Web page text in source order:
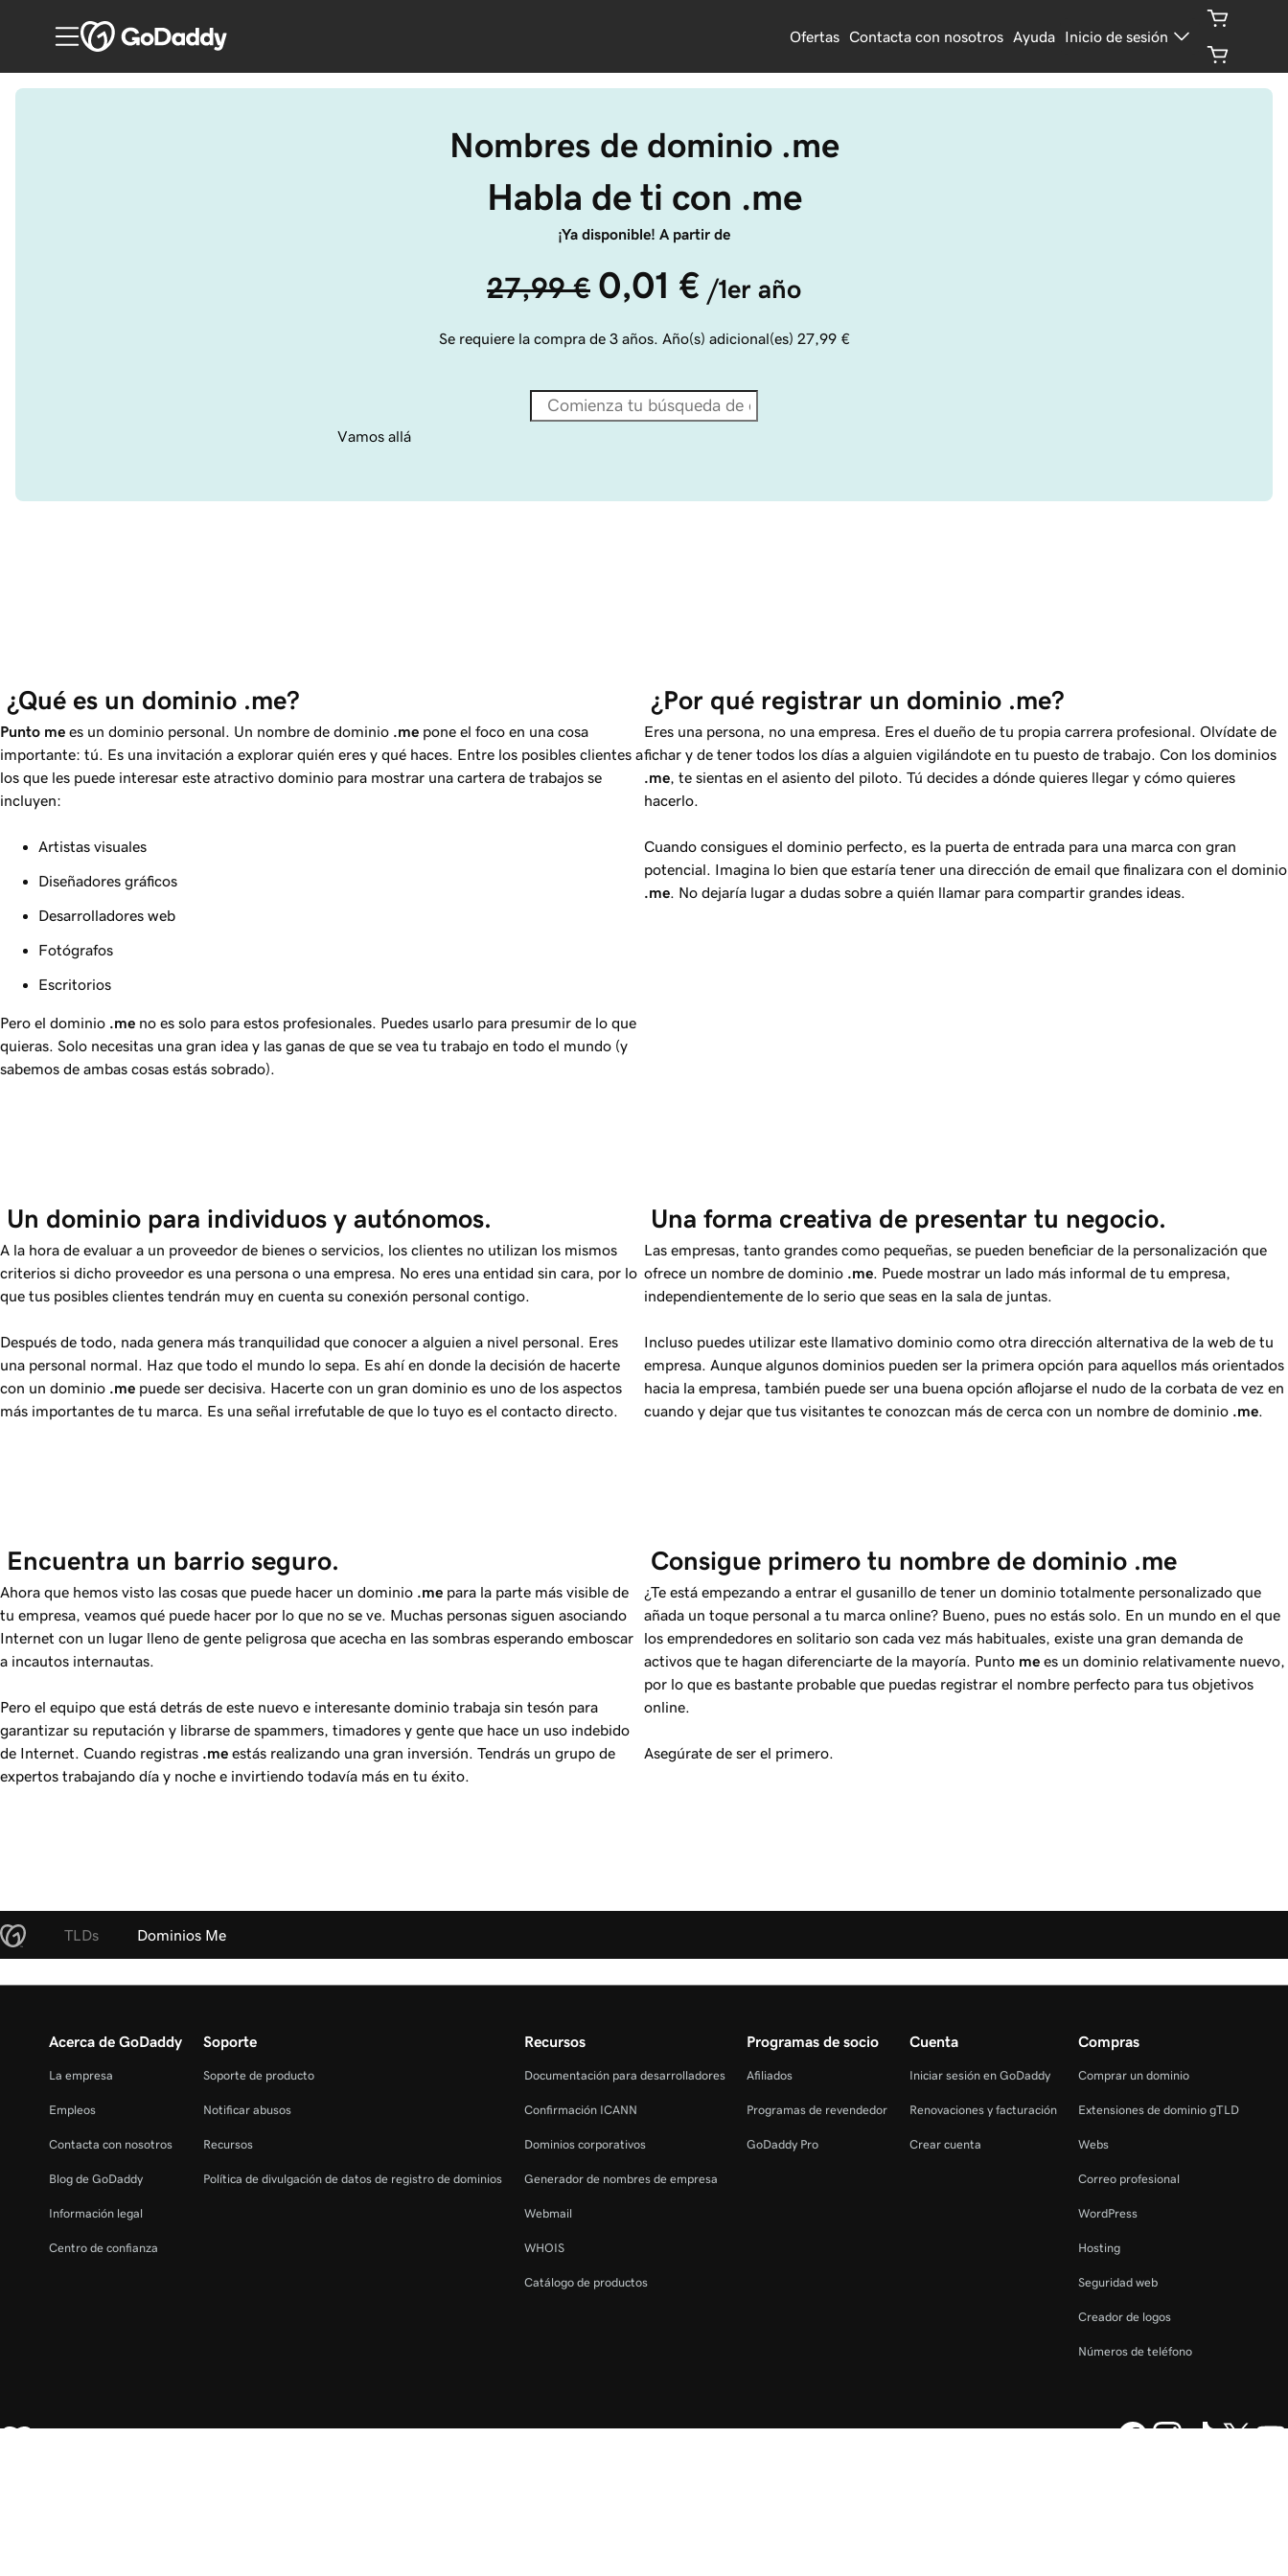
Ofertas Contacta con nosotros Ayuda Inicio de sesión
Nombres de dominio .me
Habla de ti con .me
¡Ya disponible! A partir de
27,99 € 0,01 € /1er año
Se requiere la compra de 3 años. Año(s) adicional(es) 27,99 €
Vamos allá
¿Qué es un dominio .me?
Punto me es un dominio personal. Un nombre de dominio .me pone el foco en una cosa
importante: tú. Es una invitación a explorar quién eres y qué haces. Entre los posibles clientes a
los que les puede interesar este atractivo dominio para mostrar una cartera de trabajos se
incluyen:
Artistas visuales
Diseñadores gráficos
Desarrolladores web
Fotógrafos
Escritorios
Pero el dominio .me no es solo para estos profesionales. Puedes usarlo para presumir de lo que
quieras. Solo necesitas una gran idea y las ganas de que se vea tu trabajo en todo el mundo (y
sabemos de ambas cosas estás sobrado).
¿Por qué registrar un dominio .me?
Eres una persona, no una empresa. Eres el dueño de tu propia carrera profesional. Olvídate de
fichar y de tener todos los días a alguien vigilándote en tu puesto de trabajo. Con los dominios
.me , te sientas en el asiento del piloto. Tú decides a dónde quieres llegar y cómo quieres
hacerlo.
Cuando consigues el dominio perfecto, es la puerta de entrada para una marca con gran
potencial. Imagina lo bien que estaría tener una dirección de email que finalizara con el dominio
.me . No dejaría lugar a dudas sobre a quién llamar para compartir grandes ideas.
Un dominio para individuos y autónomos.
A la hora de evaluar a un proveedor de bienes o servicios, los clientes no utilizan los mismos
criterios si dicho proveedor es una persona o una empresa. No eres una entidad sin cara, por lo
que tus posibles clientes tendrán muy en cuenta su conexión personal contigo.
Después de todo, nada genera más tranquilidad que conocer a alguien a nivel personal. Eres
una personal normal. Haz que todo el mundo lo sepa. Es ahí en donde la decisión de hacerte
con un dominio .me puede ser decisiva. Hacerte con un gran dominio es uno de los aspectos
más importantes de tu marca. Es una señal irrefutable de que lo tuyo es el contacto directo.
Una forma creativa de presentar tu negocio.
Las empresas, tanto grandes como pequeñas, se pueden beneficiar de la personalización que
ofrece un nombre de dominio .me . Puede mostrar un lado más informal de tu empresa,
independientemente de lo serio que seas en la sala de juntas.
Incluso puedes utilizar este llamativo dominio como otra dirección alternativa de la web de tu
empresa. Aunque algunos dominios pueden ser la primera opción para aquellos más orientados
hacia la empresa, también puede ser una buena opción aflojarse el nudo de la corbata de vez en
cuando y dejar que tus visitantes te conozcan más de cerca con un nombre de dominio .me
Encuentra un barrio seguro.
Ahora que hemos visto las cosas que puede hacer un dominio .me para la parte más visible de
tu empresa, veamos qué puede hacer por lo que no se ve. Muchas personas siguen asociando
Internet con un lugar lleno de gente peligrosa que acecha en las sombras esperando emboscar
a incautos internautas.
Pero el equipo que está detrás de este nuevo e interesante dominio trabaja sin tesón para
garantizar su reputación y librarse de spammers, timadores y gente que hace un uso indebido
de Internet. Cuando registras .me estás realizando una gran inversión. Tendrás un grupo de
expertos trabajando día y noche e invirtiendo todavía más en tu éxito.
Consigue primero tu nombre de dominio .me
¿Te está empezando a entrar el gusanillo de tener un dominio totalmente personalizado que
añada un toque personal a tu marca online? Bueno, pues no estás solo. En un mundo en el que
los emprendedores en solitario son cada vez más habituales, existe una gran demanda de
activos que te hagan diferenciarte de la mayoría. Punto me es un dominio relativamente nuevo,
por lo que es bastante probable que puedas registrar el nombre perfecto para tus objetivos
online.
Asegúrate de ser el primero.
TLDs Dominios Me
Acerca de GoDaddy
La empresa
Empleos
Contacta con nosotros
Blog de GoDaddy
Información legal
Centro de confianza
Soporte
Soporte de producto
Notificar abusos
Recursos
Política de divulgación de datos de registro de dominios
Recursos
Documentación para desarrolladores
Confirmación ICANN
Dominios corporativos
Generador de nombres de empresa
Webmail
WHOIS
Catálogo de productos
Programas de socio
Afiliados
Programas de revendedor
GoDaddy Pro
Cuenta
Iniciar sesión en GoDaddy
Renovaciones y facturación
Crear cuenta
Compras
Comprar un dominio
Extensiones de dominio gTLD
Webs
Correo profesional
WordPress
Hosting
Seguridad web
Creador de logos
Números de teléfono